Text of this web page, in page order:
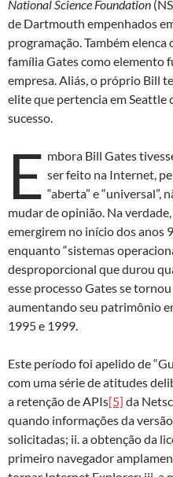
National Science Foundation
de Dartmouth empenhados
programação. Também
família Gates como elemento
empresa. Aliás, o próprio Bill
elite que pertencia em
sucesso.
E mbora Bill Gates
ser feito na Internet,
“aberta” e
mudar de opinião. Na
emergirem no início dos anos
enquanto “sistemas
desproporcional que durou
esse processo Gates se
aumentando seu patrimônio
1995 e 1999.
Este período foi apelido de
com uma série de atitudes
a retenção de APIs[5] da
quando informações da
solicitadas; ii. a obtenção da
primeiro navegador